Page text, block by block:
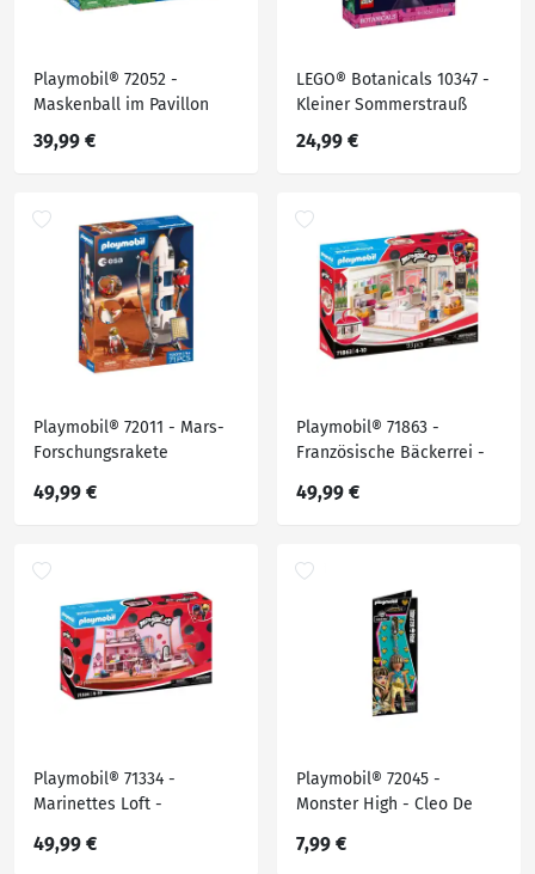
Playmobil® 72052 -
Maskenball im Pavillon
39,99 €
LEGO® Botanicals 10347 -
Kleiner Sommerstrauß
24,99 €
Playmobil® 72011 - Mars-
Forschungsrakete
49,99 €
Playmobil® 71863 -
Französische Bäckerrei -
49,99 €
Playmobil® 71334 -
Marinettes Loft -
49,99 €
Playmobil® 72045 -
Monster High - Cleo De
7,99 €